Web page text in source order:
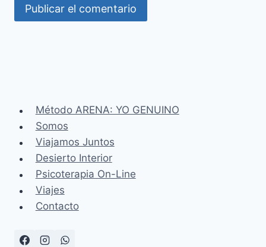
Método ARENA: YO GENUINO
Somos
Viajamos Juntos
Desierto Interior
Psicoterapia On-Line
Viajes
Contacto